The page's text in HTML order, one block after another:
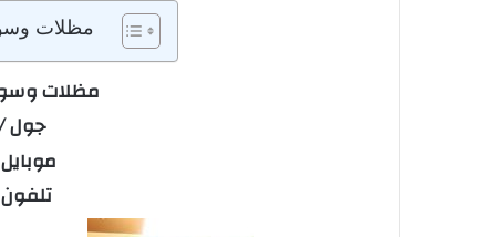
مظلات
مظلات
جول /
موبايل /
تلفون /